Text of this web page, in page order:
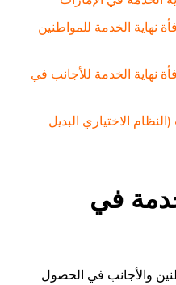
نهاية الخدمة للمواطنين
نهاية الخدمة للأجانب في
الاختياري البديل
في
والأجانب في الحصول